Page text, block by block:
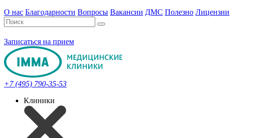
О нас Благодарности Вопросы Вакансии ДМС Полезно Лицензии
Записаться на прием
+7 (495) 790-35-53
Клиники